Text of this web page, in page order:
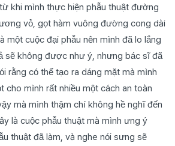
khi mình thực hiện phẫu thuật đường
vỏ, gọt hàm vuông đường cong dài
một cuộc đại phẫu nên mình đã lo lắng
sẽ không được như ý, nhưng bác sĩ đã
rằng có thể tạo ra dáng mặt mà mình
cho mình rất nhiều một cách an toàn
mà mình thậm chí không hề nghĩ đến
là cuộc phẫu thuật mà mình ưng ý
thuật đã làm, và nghe nói sưng sẽ